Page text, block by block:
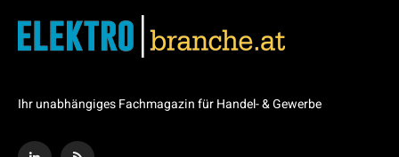
Ihr unabhängiges Fachmagazin für Handel- & Gewerbe